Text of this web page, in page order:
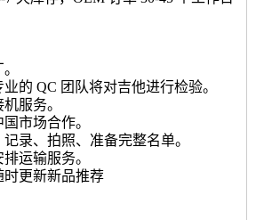
的 QC 团队将对吉他进行检验。
服务。
市场合作。
录、拍照、准备完整名单。
运输服务。
时更新新品推荐